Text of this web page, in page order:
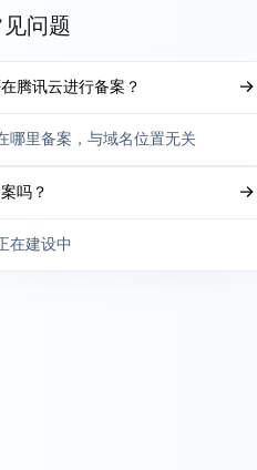
问题
腾讯云进行备案？
哪里备案，与域名位置无关
吗？
在建设中